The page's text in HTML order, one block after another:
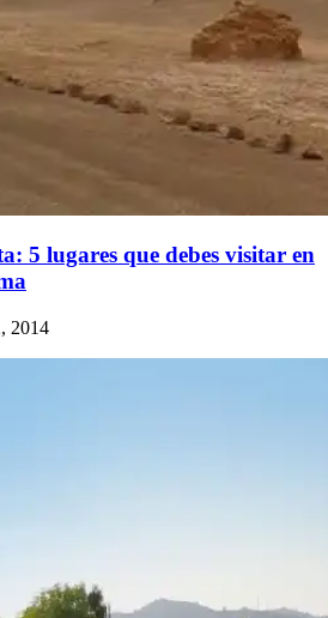
5 lugares que debes visitar en
2014